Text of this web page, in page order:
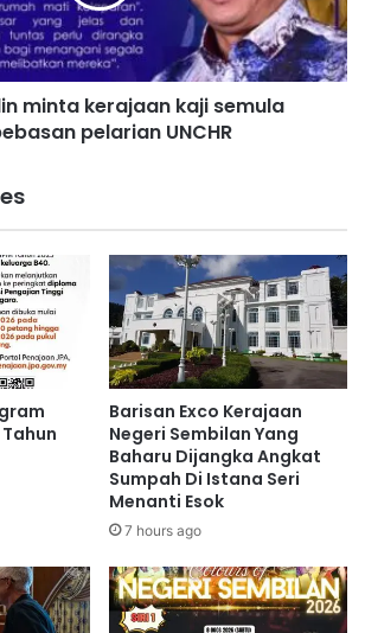
NSFC
minta kerajaan kaji semula
pelarian UNCHR
Barisan Exco Kerajaan
Negeri Sembilan Yang
Baharu Dijangka Angkat
Sumpah Di Istana Seri
Menanti Esok
7 hours ago